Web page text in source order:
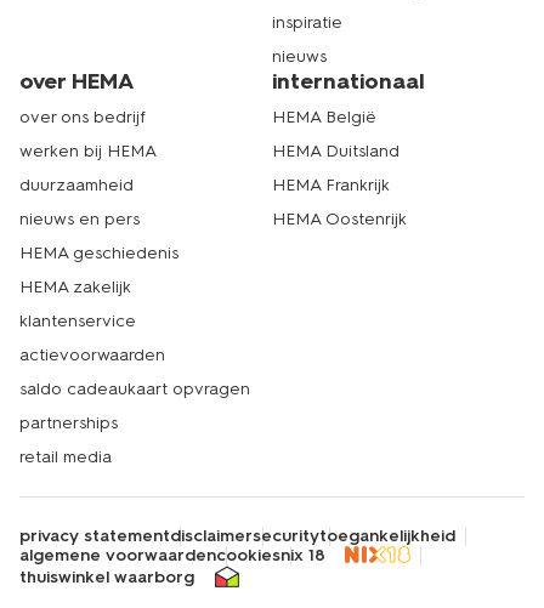
inspiratie
nieuws
over HEMA
over ons bedrijf
werken bij HEMA
duurzaamheid
nieuws en pers
HEMA geschiedenis
HEMA zakelijk
klantenservice
actievoorwaarden
saldo cadeaukaart opvragen
partnerships
retail media
internationaal
HEMA België
HEMA Duitsland
HEMA Frankrijk
HEMA Oostenrijk
privacy statementdisclaimersecuritytoegankelijkheid
algemene voorwaardencookiesnix 18
thuiswinkel waarborg